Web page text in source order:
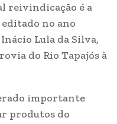
reivindicação é a
editado no ano
Lula da Silva,
do Rio Tapajós à
importante
produtos do